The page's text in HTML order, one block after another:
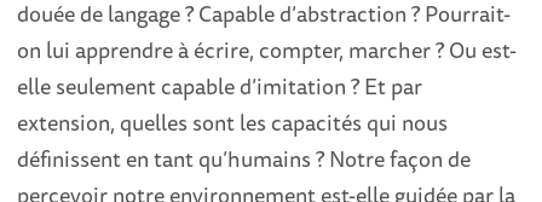
douée de langage ? Capable d’abstraction ? Pourrait-
on lui apprendre à écrire, compter, marcher ? Ou est-
elle seulement capable d’imitation ? Et par
extension, quelles sont les capacités qui nous
définissent en tant qu’humains ? Notre façon de
percevoir notre environnement est-elle guidée par la